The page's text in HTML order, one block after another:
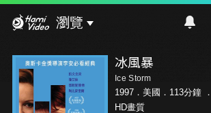
瀏覽
冰風暴
Ice Storm
1997．美國．113分鐘 ．
HD畫質